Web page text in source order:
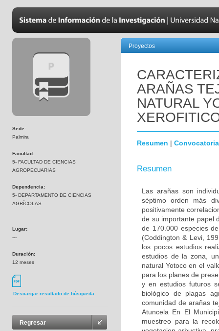
Sede:
Palmira
Facultad:
5- FACULTAD DE CIENCIAS
AGROPECUARIAS
Dependencia:
5- DEPARTAMENTO DE CIENCIAS
AGRÍCOLAS
Lugar:
---
Duración:
12 meses
Descargar resultado de búsqueda
Regresar
Proyectos
ARAÑAS
NATURAL
Resumen | Convocatoria
Resumen
Las arañas son
séptimo orden más
positivamente
de su importante papel
de 170.000 especies
(Coddington & Levi,
los pocos estudios
estudios de la zona,
natural Yotoco en el
para los planes de
y en estudios futuros
biológico de plagas
comunidad de arañas
Atuncela En El
muestreo para la